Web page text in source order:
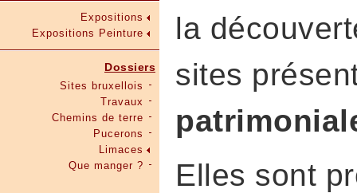
Expositions
Expositions Peinture
Dossiers
Sites bruxellois
Travaux
Chemins de terre
Pucerons
Limaces
Que manger ?
la
sites
Elles sont